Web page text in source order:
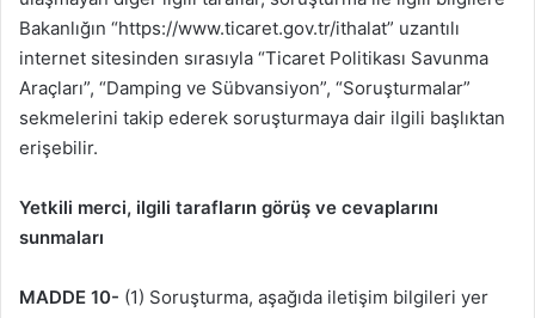
Bakanlığın “https://www.ticaret.gov.tr/ithalat” uzantılı
internet sitesinden sırasıyla “Ticaret Politikası Savunma
Araçları”, “Damping ve Sübvansiyon”, “Soruşturmalar”
sekmelerini takip ederek soruşturmaya dair ilgili başlıktan
erişebilir.
Yetkili merci, ilgili tarafların görüş ve cevaplarını
sunmaları
MADDE 10- (1) Soruşturma, aşağıda iletişim bilgileri yer